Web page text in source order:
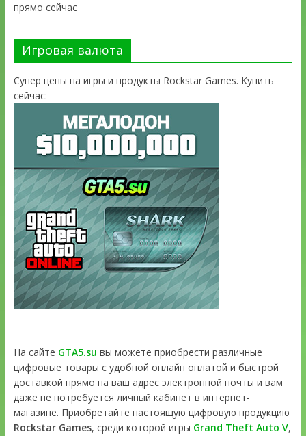
прямо сейчас
Игровая валюта
Супер цены на игры и продукты Rockstar Games. Купить
сейчас:
На сайте GTA5.su вы можете приобрести различные
цифровые товары с удобной онлайн оплатой и быстрой
доставкой прямо на ваш адрес электронной почты и вам
даже не потребуется личный кабинет в интернет-
магазине. Приобретайте настоящую цифровую продукцию
Rockstar Games, среди которой игры Grand Theft Auto V,